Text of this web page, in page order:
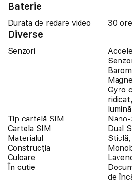
Baterie
Durata de redare video 30 ore
Diverse
Senzori
Gyro
Tip cartelă SIM
Cartela SIM
Dual
Materialul
Construcția
Culoare
În cutie
de